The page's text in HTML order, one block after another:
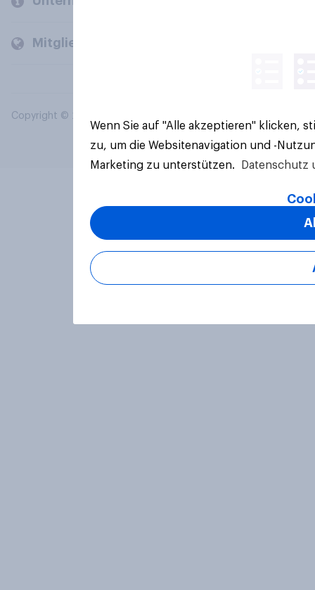
Mitglieder und Kunden
Copyright © 2026 YouGov PLC. Alle Rechte vorbehalten.
Wenn Sie auf "Alle akzeptieren" klicken,
zu, um die Websitenavigation und -
Marketing zu unterstützen.
Datenschutz